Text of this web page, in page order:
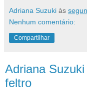
Adriana Suzuki às
Nenhum comentário:
Compartilhar
Adriana
feltro